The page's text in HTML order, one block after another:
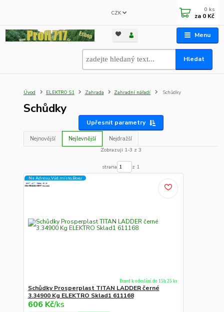
Menu
CZK
Hledat
0 ks
za 0 Kč
Úvod ELEKTRO S1 Zahrada Zahradní nářadí Schůdky
Schůdky
Upřesnit parametry
Nejnovější Nejlevnější
Nejdražší
Zobrazuji 1-3 z 3
strana z 1
Na Adresu,Výd.místo,Boxu
Schůdky Prosperplast TITAN LADDER černé
3.34900 Kg ELEKTRO Sklad1 611168
606 Kč/ks
Ihned k odeslání do 15h 25 ks